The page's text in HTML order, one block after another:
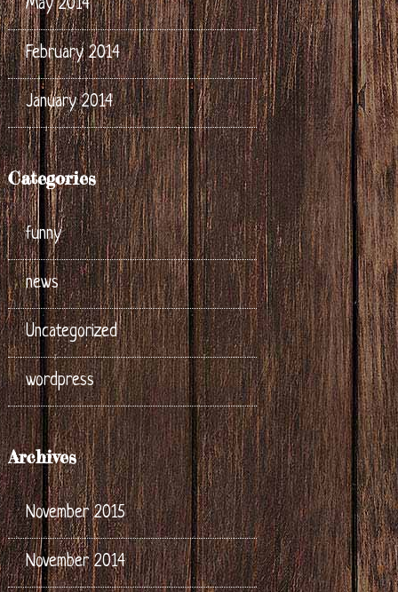
May 2014
February 2014
January 2014
Categories
funny
news
Uncategorized
wordpress
Archives
November 2015
November 2014